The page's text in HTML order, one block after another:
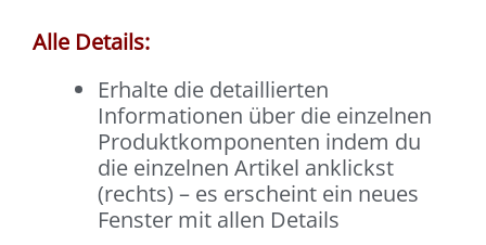
Alle Details:
Erhalte die detaillierten
Informationen über die einzelnen
Produktkomponenten indem du
die einzelnen Artikel anklickst
(rechts) – es erscheint ein neues
Fenster mit allen Details